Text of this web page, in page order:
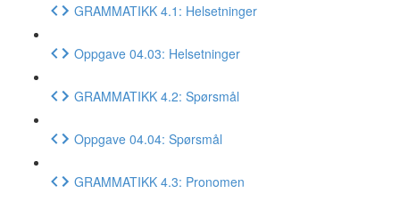
GRAMMATIKK 4.1: Helsetninger
Oppgave 04.03: Helsetninger
GRAMMATIKK 4.2: Spørsmål
Oppgave 04.04: Spørsmål
GRAMMATIKK 4.3: Pronomen